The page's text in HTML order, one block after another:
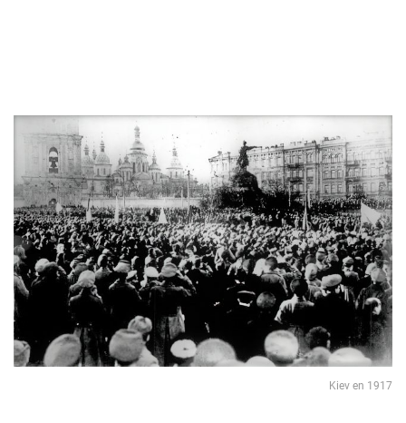
Kiev en 1917